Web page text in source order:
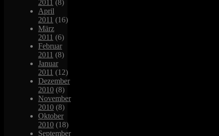
2011 (8)
April
2011 (16)
März
2011 (6)
Februar
2011 (8)
Januar
2011 (12)
Dezember
2010 (8)
November
2010 (8)
Oktober
2010 (18)
September